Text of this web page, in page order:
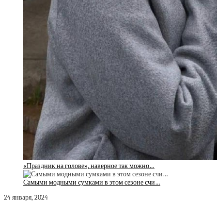
«Праздник на голове», наверное так можно…
Самыми модными сумками в этом сезоне счи…
24 января, 2024